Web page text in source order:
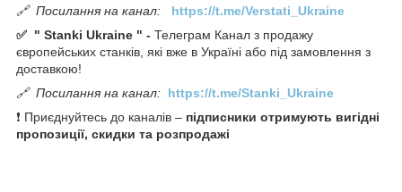
🔗 Посилання на канал: https://t.me/Verstati_Ukraine
✅ " Stanki Ukraine " - Телеграм Канал з продажу
європейських станків, які вже в Україні або під замовлення з
доставкою!
🔗 Посилання на канал: https://t.me/Stanki_Ukraine
❗ Приєднуйтесь до каналів – підписники отримують вигідні
пропозиції, скидки та розпродажі